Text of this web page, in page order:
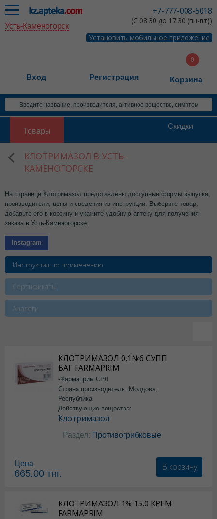
+7-777-008-5018
(С 08:30 до 17:30 (пн-пт))
Установить мобильное приложение
Усть-Каменогорск
Вход Регистрация Корзина
Товары
Скидки
КЛОТРИМАЗОЛ В УСТЬ-
КАМЕНОГОРСКЕ
На странице Клотримазол представлены доступные формы выпуска,
производители, цены и сведения из инструкции. Выберите товар,
добавьте его в корзину и укажите удобную аптеку для получения
заказа в Усть-Каменогорске.
Instagram
Инструкция по применению
Сертификаты
Аналоги
КЛОТРИМАЗОЛ 0,1№6 СУПП
ВАГ FARMAPRIM
-Фармаприм СРЛ
Страна производитель: Молдова,
Республика
Действующие вещества:
Клотримазол
Раздел: Противогрибковые
Цена
665.00 тнг.
В корзину
КЛОТРИМАЗОЛ 1% 15,0 КРЕМ
FARMAPRIM